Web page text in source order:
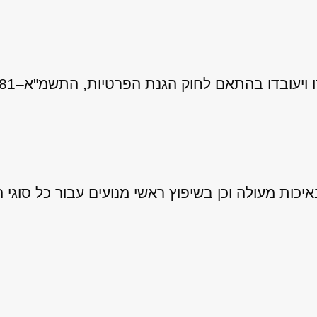
לחוק הגנת הפרטיות, התשמ"א–1981 (כולל תיקון 13), ובהתאם ל
מעולה וכן בשיפוץ ראשי מנועים עבור כל סוגי